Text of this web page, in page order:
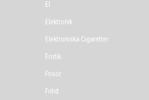
El
Elektronik
Elektroniska Cigaretter
Erotik
Frisör
Fritid